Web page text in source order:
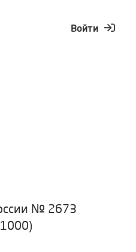
Войти
№ 2673